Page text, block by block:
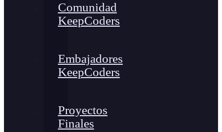
Comunidad
KeepCoders
Embajadores
KeepCoders
Proyectos
Finales